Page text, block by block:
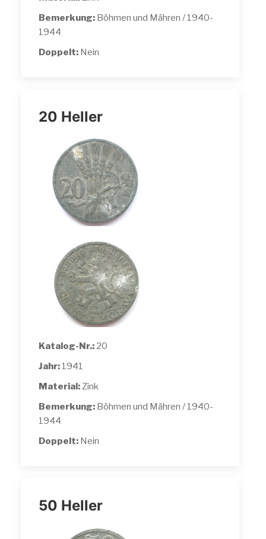
Bemerkung: Böhmen und Mähren / 1940-
1944
Doppelt: Nein
20 Heller
Katalog-Nr.: 20
Jahr: 1941
Material:Zink
Bemerkung: Böhmen und Mähren / 1940-
1944
Doppelt: Nein
50 Heller